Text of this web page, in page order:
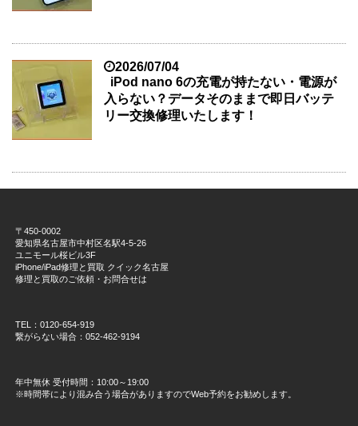
2026/07/04
iPod nano 6の充電が持たない・電源が
入らない？データそのままで即日バッテ
リー交換修理いたします！
〒450-0002
愛知県名古屋市中村区名駅4-5-26
ユニモール桜ビル3F
iPhone/iPad修理と買取 クイック名古屋
修理と買取のご依頼・お問合せは
TEL：0120-654-919
繋がらない場合：052-462-9194
年中無休 受付時間：10:00～19:00
※時間帯により混み合う場合がありますのでWeb予約をお勧めします。